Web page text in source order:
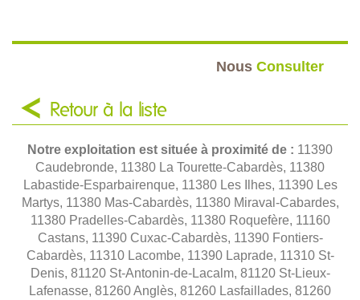
Nous Consulter
Retour à la liste
Notre exploitation est située à proximité de : 11390
Caudebronde, 11380 La Tourette-Cabardès, 11380
Labastide-Esparbairenque, 11380 Les Ilhes, 11390 Les
Martys, 11380 Mas-Cabardès, 11380 Miraval-Cabardes,
11380 Pradelles-Cabardès, 11380 Roquefère, 11160
Castans, 11390 Cuxac-Cabardès, 11390 Fontiers-
Cabardès, 11310 Lacombe, 11390 Laprade, 11310 St-
Denis, 81120 St-Antonin-de-Lacalm, 81120 St-Lieux-
Lafenasse, 81260 Anglès, 81260 Lasfaillades, 81260